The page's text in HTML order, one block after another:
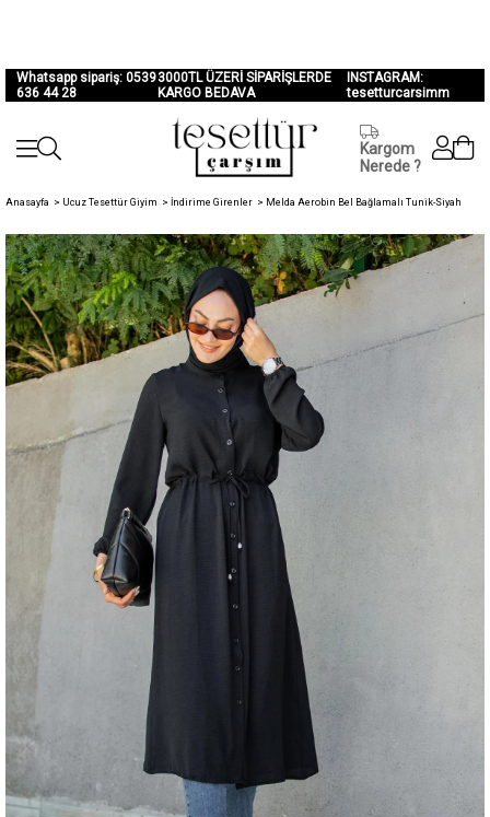
Whatsapp sipariş: 0539
636 44 28
3000TL ÜZERİ SİPARİŞLERDE
KARGO BEDAVA
INSTAGRAM:
tesetturcarsimm
Kargom
Nerede ?
Anasayfa > Ucuz Tesettür Giyim > İndirime Girenler > Melda Aerobin Bel Bağlamalı Tunik-Siyah